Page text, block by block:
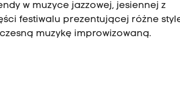
w muzyce jazzowej, jesiennej z
festiwalu prezentującej różne
muzykę improwizowaną.